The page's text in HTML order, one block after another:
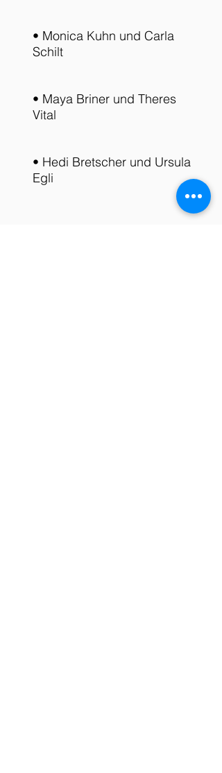
• Monica Kuhn und Carla
Schilt
• Maya Briner und Theres
Vital
• Hedi Bretscher und Ursula
Egli